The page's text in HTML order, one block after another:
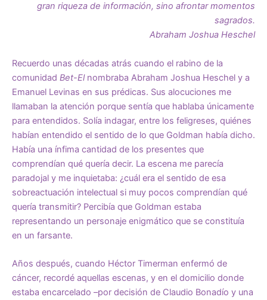
gran riqueza de información, sino afrontar momentos
sagrados.
Abraham Joshua Heschel
Recuerdo unas décadas atrás cuando el rabino de la
comunidad Bet-Elnombraba Abraham Joshua Heschel y a
Emanuel Levinas en sus prédicas. Sus alocuciones me
llamaban la atención porque sentía que hablaba únicamente
para entendidos. Solía indagar, entre los feligreses, quiénes
habían entendido el sentido de lo que Goldman había dicho.
Había una ínfima cantidad de los presentes que
comprendían qué quería decir. La escena me parecía
paradojal y me inquietaba: ¿cuál era el sentido de esa
sobreactuación intelectual si muy pocos comprendían qué
quería transmitir? Percibía que Goldman estaba
representando un personaje enigmático que se constituía
en un farsante.
Años después, cuando Héctor Timerman enfermó de
cáncer, recordé aquellas escenas, y en el domicilio donde
estaba encarcelado –por decisión de Claudio Bonadío y una